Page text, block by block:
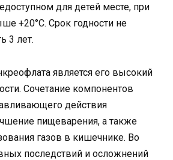
для детей месте, при
+20°С. Срок годности не
3 лет.
является его высокий
Сочетание компонентов
действия
пищеварения, а также
газов в кишечнике. Во
последствий и осложнений